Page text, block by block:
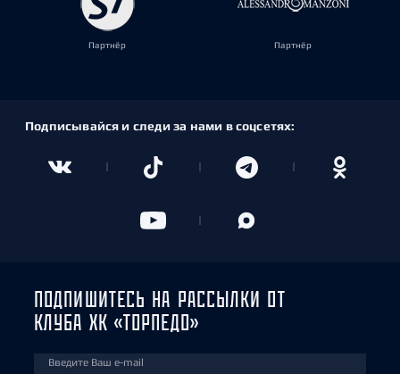
Партнёр Партнёр
Подписывайся и следи за нами в соцсетях:
ПОДПИШИТЕСЬ НА РАССЫЛКИ ОТ
КЛУБА ХК «ТОРПЕДО»
Введите Ваш e-mail